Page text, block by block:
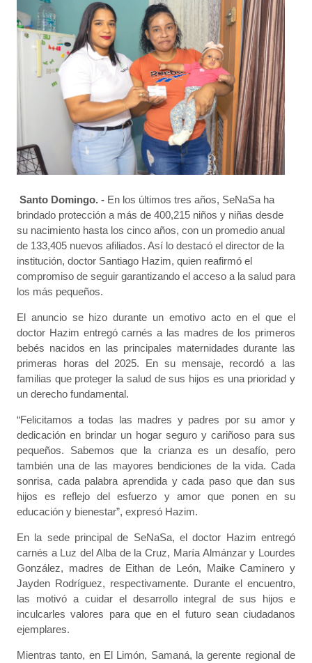
Santo Domingo. - En los últimos tres años, SeNaSa ha
brindado protección a más de 400,215 niños y niñas desde
su nacimiento hasta los cinco años, con un promedio anual
de 133,405 nuevos afiliados. Así lo destacó el director de la
institución, doctor Santiago Hazim, quien reafirmó el
compromiso de seguir garantizando el acceso a la salud para
los más pequeños.
El anuncio se hizo durante un emotivo acto en el que el
doctor Hazim entregó carnés a las madres de los primeros
bebés nacidos en las principales maternidades durante las
primeras horas del 2025. En su mensaje, recordó a las
familias que proteger la salud de sus hijos es una prioridad y
un derecho fundamental.
“Felicitamos a todas las madres y padres por su amor y
dedicación en brindar un hogar seguro y cariñoso para sus
pequeños. Sabemos que la crianza es un desafío, pero
también una de las mayores bendiciones de la vida. Cada
sonrisa, cada palabra aprendida y cada paso que dan sus
hijos es reflejo del esfuerzo y amor que ponen en su
educación y bienestar”, expresó Hazim.
En la sede principal de SeNaSa, el doctor Hazim entregó
carnés a Luz del Alba de la Cruz, María Almánzar y Lourdes
González, madres de Eithan de León, Maike Caminero y
Jayden Rodríguez, respectivamente. Durante el encuentro,
las motivó a cuidar el desarrollo integral de sus hijos e
inculcarles valores para que en el futuro sean ciudadanos
ejemplares.
Mientras tanto, en El Limón, Samaná, la gerente regional de